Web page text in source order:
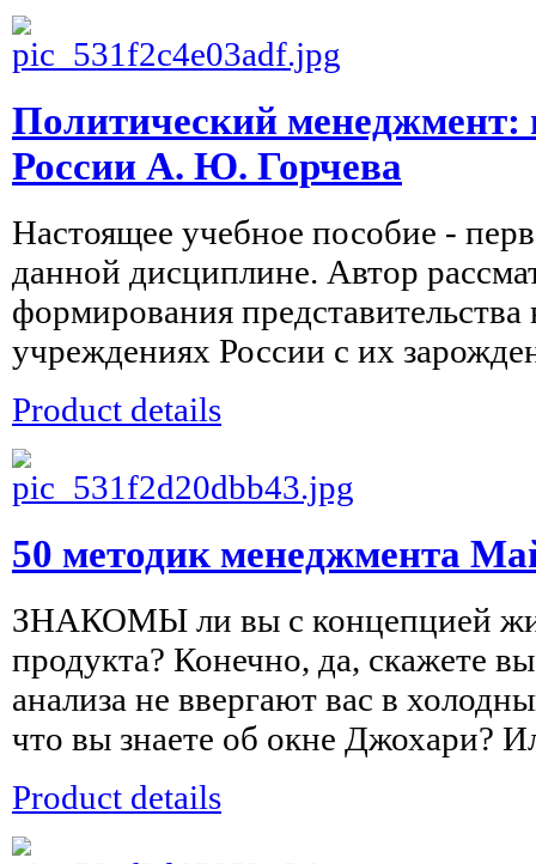
Политический менеджмент:
России А. Ю. Горчева
Настоящее учебное пособие -
данной дисциплине. Автор
формирования
учреждениях России с их
Product details
50 методик менеджмента
ЗНАКОМЫ ли вы с концепцией
продукта? Конечно, да, скажете
анализа не ввергают вас в
что вы знаете об окне Джохари?
Product details